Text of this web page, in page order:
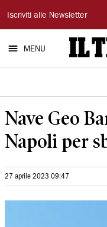
Il
Tirreno
Iscriviti alle Newsletter
MENU
Nave Geo
Napoli per
27 aprile 2023 09:47